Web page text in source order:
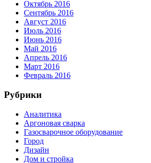
Октябрь 2016
Сентябрь 2016
Август 2016
Июль 2016
Июнь 2016
Май 2016
Апрель 2016
Март 2016
Февраль 2016
Рубрики
Аналитика
Аргоновая сварка
Газосварочное оборудование
Город
Дизайн
Дом и стройка